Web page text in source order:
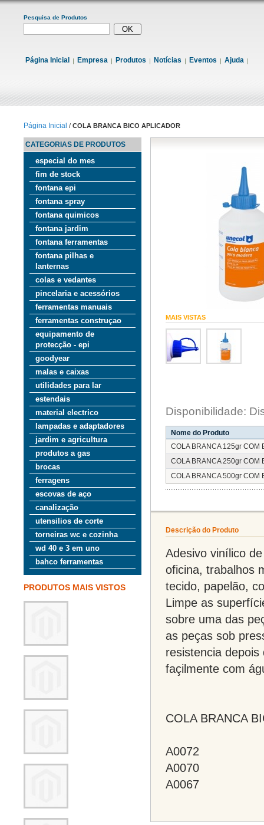
Pesquisa de Produtos
Página Inicial Empresa Produtos Notícias Eventos Ajuda
Página Inicial / COLA BRANCA BICO APLICADOR
CATEGORIAS DE PRODUTOS
especial do mes
fim de stock
fontana epi
fontana spray
fontana quimicos
fontana jardim
fontana ferramentas
fontana pilhas e
lanternas
colas e vedantes
pincelaria e acessórios
ferramentas manuais
ferramentas construçao
equipamento de
protecção - epi
goodyear
malas e caixas
utilidades para lar
estendais
material electrico
lampadas e adaptadores
jardim e agricultura
produtos a gas
brocas
ferragens
escovas de aço
canalização
utensilios de corte
torneiras wc e cozinha
wd 40 e 3 em uno
bahco ferramentas
PRODUTOS MAIS VISTOS
MAIS VISTAS
Disponibilidade:
Nome do Produto
COLA BRANCA 125gr COM
COLA BRANCA 250gr COM
COLA BRANCA 500gr COM
Descrição do Produto
Adesivo vinílico
oficina, trabalhos
tecido, papelão,
Limpe as
sobre uma das
as peças sob
resistencia
façilmente com
COLA BRANCA
A0072
A0070
A0067